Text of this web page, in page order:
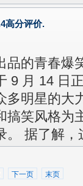
高分评价.
品的青春爆
9 月 14 日
多明星的大
搞笑风格为
。 据了解，
下一页 末页